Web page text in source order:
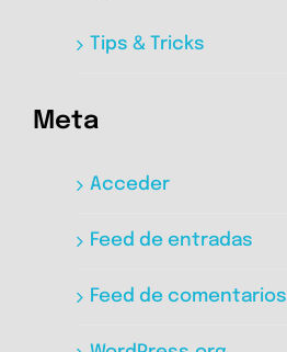
Tips & Tricks
Meta
Acceder
Feed de entradas
Feed de comentarios